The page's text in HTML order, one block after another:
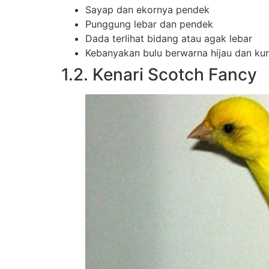
Sayap dan ekornya pendek
Punggung lebar dan pendek
Dada terlihat bidang atau agak lebar
Kebanyakan bulu berwarna hijau dan
1.2. Kenari Scotch Fancy